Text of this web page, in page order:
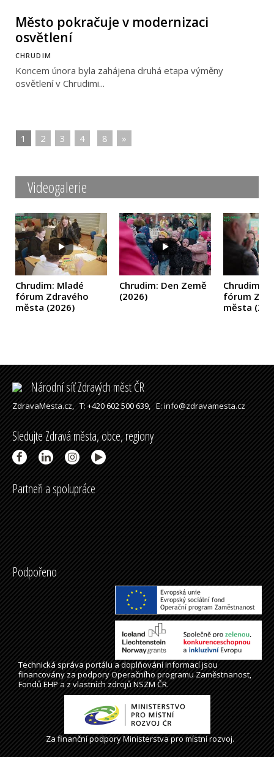
Město pokračuje v modernizaci
osvětlení
CHRUDIM
Koncem února byla zahájena druhá etapa výměny
osvětlení v Chrudimi...
1 2 3 4 8 »
Videogalerie
Chrudim: Mladé
fórum Zdravého
města (2026)
Chrudim: Den Země
(2026)
Chrudim:
fórum
města
Národní síť Zdravých měst ČR
ZdravaMesta.cz,T: +420 602 500 639,E: info@zdravamesta.cz
Sledujte Zdravá města, obce, regiony
Partneři a spolupráce
Podpořeno
Technická správaportálua doplňování informací jsou
financovány za podpory Operačního programu Zaměstnanost,
Fondů EHP a z vlastních zdrojů NSZM ČR.
Za finanční podpory Ministerstva pro místní rozvoj.